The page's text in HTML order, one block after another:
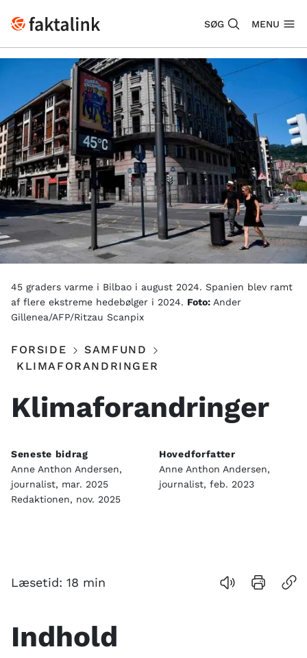
SØG MENU
45 graders varme i Bilbao i august 2024. Spanien blev ramt
af flere ekstreme hedebølger i 2024. Foto: Ander
Gillenea/AFP/Ritzau Scanpix
FORSIDE
SAMFUND
KLIMAFORANDRINGER
Klimaforandringer
Seneste bidrag
Anne Anthon Andersen,
journalist, mar. 2025
Redaktionen, nov. 2025
Hovedforfatter
Anne Anthon Andersen,
journalist, feb. 2023
Indhold
Anbefalede
links
Læsetid: 18 min
Indhold